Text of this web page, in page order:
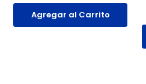
Agregar al Carrito